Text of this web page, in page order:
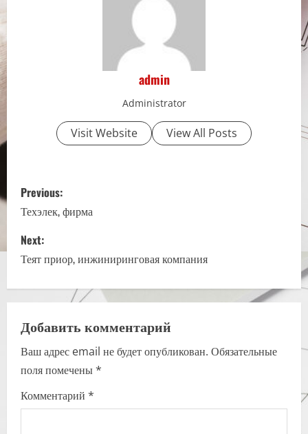
admin
Administrator
Visit Website View All Posts
P
o
s
t
a
v
i
g
Previous:
Техэлек, фирма
Next:
Теят приор, инжиниринговая компания
Добавить комментарий
Ваш адрес email не будет опубликован. Обязательные
поля помечены*
Комментарий *